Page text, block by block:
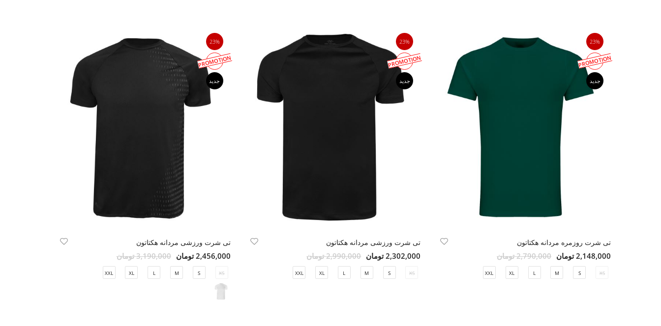
23%
PROMOTION
جدید
تی شرت روزمره مردانه هکتاتون
2,148,000 تومان 2,790,000 تومان
XS
S
M
L
XL
XXL
23%
PROMOTION
جدید
تی شرت ورزشی مردانه هکتاتون
2,302,000 تومان 2,990,000 تومان
XS
S
M
L
XL
XXL
23%
PROMOTION
جدید
تی شرت ورزشی مردانه هکتاتون
2,456,000 تومان 3,190,000 تومان
XS
S
M
L
XL
XXL